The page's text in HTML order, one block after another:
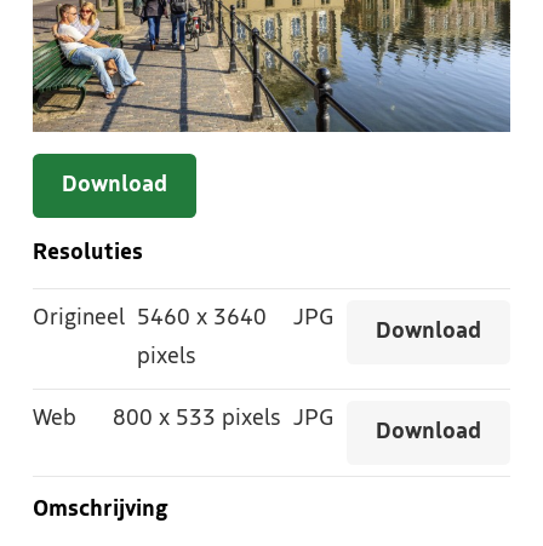
Download
Resoluties
Origineel 5460 x 3640
pixels
JPG
Download
Web 800 x 533 pixels JPG
Download
Omschrijving